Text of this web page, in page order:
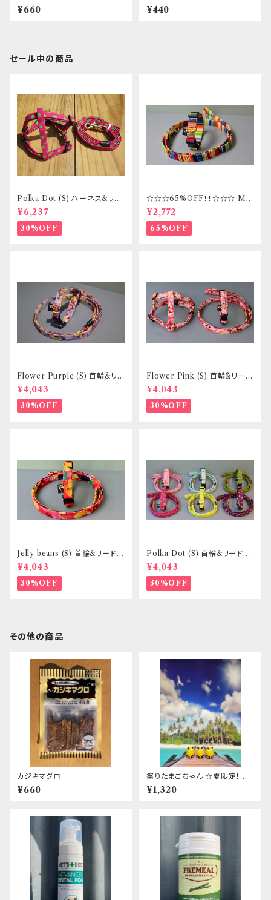
¥660
st
¥440
セール中の商品
Polka Dot (S) ハーネス&リー
ドセット _ フントヒュッテオリジ
ナル
¥6,237
30%OFF
☆☆☆65%OFF！！☆☆☆ Mサ
イズ 首輪&リードセット _ フント
ヒュッテオリジナル
¥2,772
65%OFF
Flower Purple (S) 首輪&リ
ードセット _ 小型犬・小柄な中
型犬向き _ フントヒュッテオリジ
ナル
¥4,043
30%OFF
Flower Pink (S) 首輪&リード
セット _ 小型犬・小柄な中型犬
向き _ フントヒュッテオリジナル
¥4,043
30%OFF
Jelly beans (S) 首輪&リードセ
ット _ 小型犬・小柄な中型犬向
き _ フントヒュッテオリジナル
¥4,043
30%OFF
Polka Dot (S) 首輪&リードセ
ット _ 小型犬・小柄な中型犬向
き _ フントヒュッテオリジナル
¥4,043
30%OFF
その他の商品
カジキマグロ
¥660
祭りたまごちゃん ☆夏限定！☆
日本限定！☆数量限定！
¥1,320